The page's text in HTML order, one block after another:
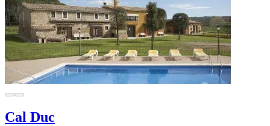
Cal Duc